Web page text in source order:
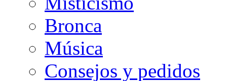
Bronca
Música
Consejos y pedidos